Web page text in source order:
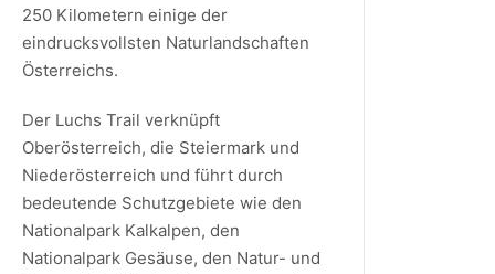
250 Kilometern einige der
eindrucksvollsten Naturlandschaften
Österreichs.
Der Luchs Trail verknüpft
Oberösterreich, die Steiermark und
Niederösterreich und führt durch
bedeutende Schutzgebiete wie den
Nationalpark Kalkalpen, den
Nationalpark Gesäuse, den Natur- und